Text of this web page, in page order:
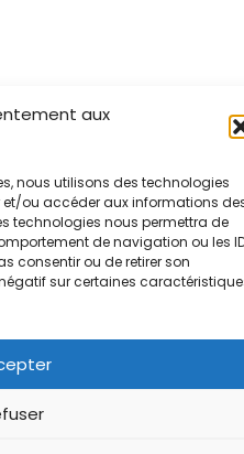
aux
nous utilisons des technologies
et/ou accéder aux informations
technologies nous permettra de
de navigation ou les
consentir ou de retirer son
sur certaines